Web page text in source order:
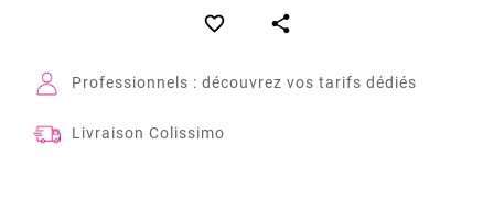
 
Professionnels : découvrez vos tarifs dédiés
Livraison Colissimo